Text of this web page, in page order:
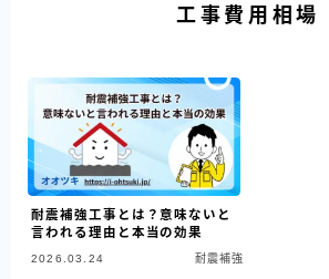
工事費用相場
耐震補強工事とは？意味ないと
言われる理由と本当の効果
2026.03.24 耐震補強